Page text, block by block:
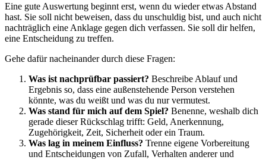
Eine gute Auswertung beginnt erst, wenn du wieder etwas Abstand
hast. Sie soll nicht beweisen, dass du unschuldig bist, und auch nicht
nachträglich eine Anklage gegen dich verfassen. Sie soll dir helfen,
eine Entscheidung zu treffen.
Gehe dafür nacheinander durch diese Fragen:
Was ist nachprüfbar passiert? Beschreibe Ablauf und
Ergebnis so, dass eine außenstehende Person verstehen
könnte, was du weißt und was du nur vermutest.
Was stand für mich auf dem Spiel? Benenne, weshalb dich
gerade dieser Rückschlag trifft: Geld, Anerkennung,
Zugehörigkeit, Zeit, Sicherheit oder ein Traum.
Was lag in meinem Einfluss? Trenne eigene Vorbereitung
und Entscheidungen von Zufall, Verhalten anderer und